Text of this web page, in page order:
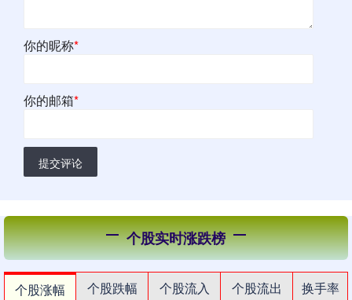
你的昵称*
你的邮箱*
提交评论
个股实时涨跌榜
个股涨幅 个股跌幅 个股流入 个股流出
换手率